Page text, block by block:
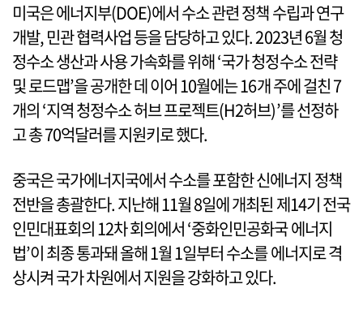
미국은 에너지부(DOE)에서 수소 관련 정책 수립과 연구
개발, 민관 협력사업 등을 담당하고 있다. 2023년 6월 청
정수소 생산과 사용 가속화를 위해 ‘국가 청정수소 전략
및 로드맵’을 공개한 데 이어 10월에는 16개 주에 걸친 7
개의 ‘지역 청정수소 허브 프로젝트(H2허브)’를 선정하
고 총 70억달러를 지원키로 했다.
중국은 국가에너지국에서 수소를 포함한 신에너지 정책
전반을 총괄한다. 지난해 11월 8일에 개최된 제14기 전국
인민대표회의 12차 회의에서 ‘중화인민공화국 에너지
법’이 최종 통과돼 올해 1월 1일부터 수소를 에너지로 격
상시켜 국가 차원에서 지원을 강화하고 있다.